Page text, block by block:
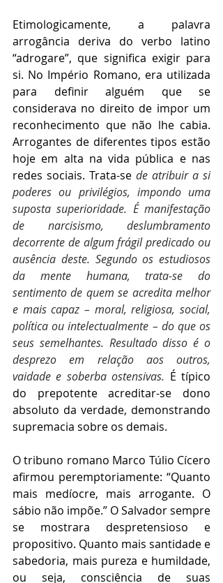
Etimologicamente, a palavra
arrogância deriva do verbo latino
“adrogare”, que significa exigir para
si. No Império Romano, era utilizada
para definir alguém que se
considerava no direito de impor um
reconhecimento que não lhe cabia.
Arrogantes de diferentes tipos estão
hoje em alta na vida pública e nas
redes sociais. Trata-se de atribuir a si
poderes ou privilégios, impondo uma
suposta superioridade. É manifestação
de narcisismo, deslumbramento
decorrente de algum frágil predicado ou
ausência deste. Segundo os estudiosos
da mente humana, trata-se do
sentimento de quem se acredita melhor
e mais capaz – moral, religiosa, social,
política ou intelectualmente – do que os
seus semelhantes. Resultado disso é o
desprezo em relação aos outros,
vaidade e soberba ostensivas. É típico
do prepotente acreditar-se dono
absoluto da verdade, demonstrando
supremacia sobre os demais.
O tribuno romano Marco Túlio Cícero
afirmou peremptoriamente: “Quanto
mais medíocre, mais arrogante. O
sábio não impõe.” O Salvador sempre
se mostrara despretensioso e
propositivo. Quanto mais santidade e
sabedoria, mais pureza e humildade,
ou seja, consciência de suas